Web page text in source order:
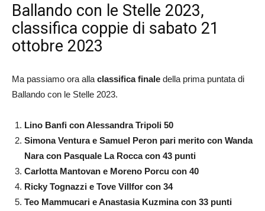
Ballando con le Stelle 2023,
classifica coppie di sabato 21
ottobre 2023
Ma passiamo ora alla classifica finale della prima puntata di
Ballando con le Stelle 2023.
Lino Banfi con Alessandra Tripoli 50
Simona Ventura e Samuel Peron pari merito con Wanda
Nara con Pasquale La Rocca con 43 punti
Carlotta Mantovan e Moreno Porcu con 40
Ricky Tognazzi e Tove Villfor con 34
Teo Mammucari e Anastasia Kuzmina con 33 punti